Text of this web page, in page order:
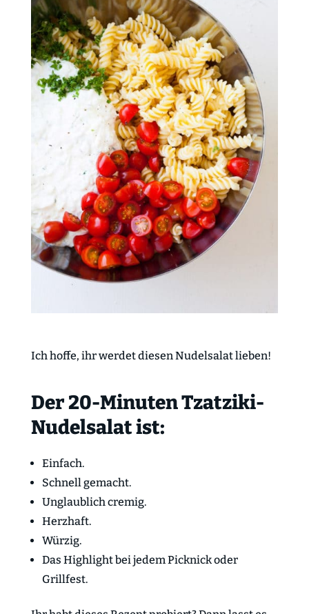
Ich hoffe, ihr werdet diesen Nudelsalat lieben!
Der 20-Minuten Tzatziki-
Nudelsalat ist:
Einfach.
Schnell gemacht.
Unglaublich cremig.
Herzhaft.
Würzig.
Das Highlight bei jedem Picknick oder
Grillfest.